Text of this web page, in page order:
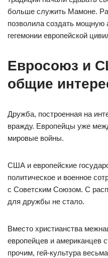
больше служить Мамоне.
позволила создать мощную
гегемонии европейской
Евросоюз и
общие
Дружба, построенная на
вражду. Европейцы уже
мировые войны.
США и европейские
политическое и военное
с Советским Союзом. С
для дружбы не стало.
Вместо христианства
европейцев и американцев
прочим, гей-культура